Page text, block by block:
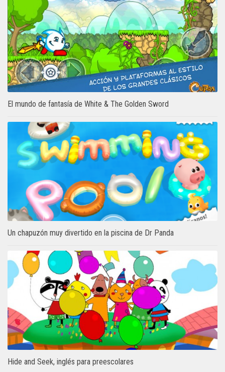
El mundo de fantasía de White & The Golden Sword
Un chapuzón muy divertido en la piscina de Dr Panda
Hide and Seek, inglés para preescolares